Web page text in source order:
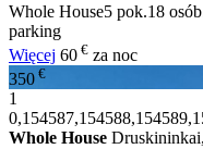
Whole House5 pok.18
parking
Więcej 60 € za noc
350 €
1
Whole House